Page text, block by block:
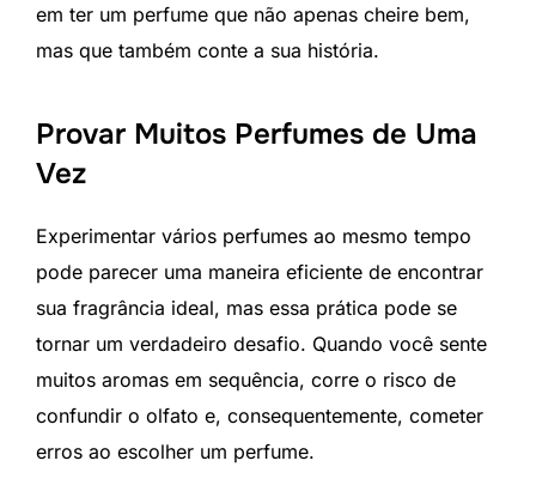
em ter um perfume que não apenas cheire bem,
mas que também conte a sua história.
Provar Muitos Perfumes de Uma
Vez
Experimentar vários perfumes ao mesmo tempo
pode parecer uma maneira eficiente de encontrar
sua fragrância ideal, mas essa prática pode se
tornar um verdadeiro desafio. Quando você sente
muitos aromas em sequência, corre o risco de
confundir o olfato e, consequentemente, cometer
erros ao escolher um perfume.